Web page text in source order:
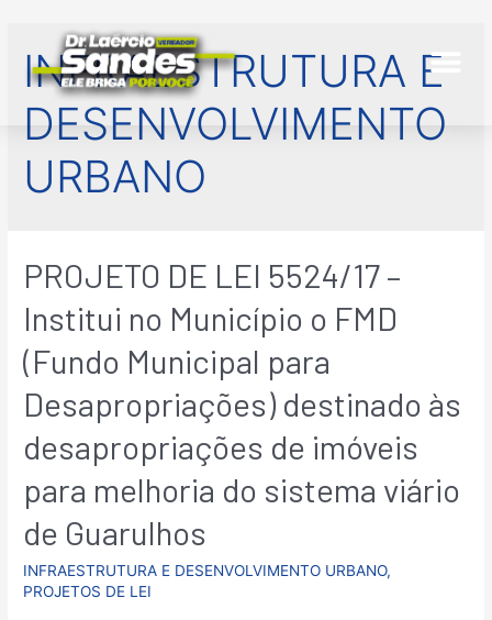
INFRAESTRUTURA E
DESENVOLVIMENTO
URBANO
PROJETO DE LEI 5524/17 –
Institui no Município o FMD
(Fundo Municipal para
Desapropriações) destinado às
desapropriações de imóveis
para melhoria do sistema viário
de Guarulhos
INFRAESTRUTURA E DESENVOLVIMENTO URBANO,
PROJETOS DE LEI